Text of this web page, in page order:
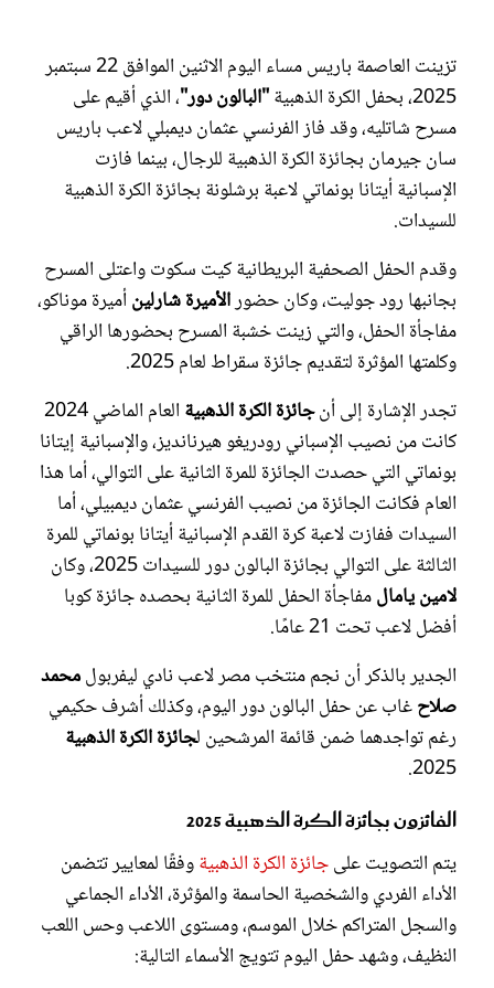
تزينت العاصمة باريس مساء اليوم الاثنين الموافق 22 سبتمبر
2025، بحفل الكرة الذهبية
"البالون دور"، الذي أقيم على
مسرح شاتليه، وقد فاز الفرنسي عثمان ديمبلي لاعب باريس
سان جيرمان بجائزة الكرة الذهبية للرجال، بينما فازت
الإسبانية أيتانا بونماتي لاعبة برشلونة بجائزة الكرة الذهبية
للسيدات.
وقدم الحفل الصحفية البريطانية كيت سكوت واعتلى المسرح
بجانبها رود جوليت، وكان حضورالأميرة شارلينأميرة موناكو،
مفاجأة الحفل، والتي زينت خشبة المسرح بحضورها الراقي
وكلمتها المؤثرة لتقديم جائزة سقراط لعام 2025.
تجدر الإشارة إلى أنجائزة الكرة الذهبية
العام الماضي 2024
كانت من نصيب الإسباني رودريغو هيرنانديز، والإسبانية إيتانا
بونماتي التي حصدت الجائزة للمرة الثانية على التوالي، أما هذا
العام فكانت الجائزة من نصيب الفرنسي عثمان ديمبيلي، أما
السيدات ففازت لاعبة كرة القدم الإسبانية أيتانا بونماتي للمرة
الثالثة على التوالي بجائزة البالون دور للسيدات 2025، وكان
لامين يامالمفاجأة الحفل للمرة الثانية بحصده جائزة كوبا
أفضل لاعب تحت 21 عامًا.
الجدير بالذكر أن نجم منتخب مصر لاعب نادي ليفربولمحمد
صلاحغاب عن حفل البالون دور اليوم، وكذلك أشرف حكيمي
رغم تواجدهما ضمن قائمة المرشحين لجائزة الكرة الذهبية
2025.
الفائزون بجائزة الكرة الذهبية 2025
يتم التصويت علىجائزة الكرة الذهبيةوفقًا لمعايير تتضمن
الأداء الفردي والشخصية الحاسمة والمؤثرة، الأداء الجماعي
والسجل المتراكم خلال الموسم، ومستوى اللاعب وحس اللعب
النظيف، وشهد حفل اليوم تتويج الأسماء التالية:
مجلة سيدتي
غلاف رفمي